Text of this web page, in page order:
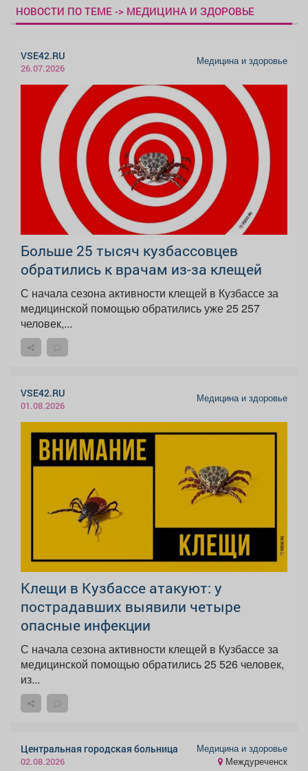
НОВОСТИ ПО ТЕМЕ -> МЕДИЦИНА И ЗДОРОВЬЕ
VSE42.RU
26.07.2026
Медицина и здоровье
Больше 25 тысяч кузбассовцев
обратились к врачам из-за клещей
С начала сезона активности клещей в Кузбассе за
медицинской помощью обратились уже 25 257
человек,...
VSE42.RU
01.08.2026
Медицина и здоровье
Клещи в Кузбассе атакуют: у
пострадавших выявили четыре
опасные инфекции
С начала сезона активности клещей в Кузбассе за
медицинской помощью обратились 25 526 человек,
из...
Центральная городская больница
02.08.2026
Медицина и здоровье
Междуреченск